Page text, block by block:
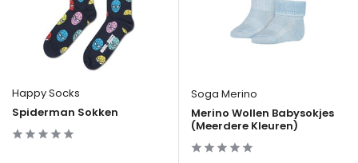
Happy Socks
Spiderman Sokken
Soga Merino
Merino Wollen Babysokjes
(Meerdere Kleuren)